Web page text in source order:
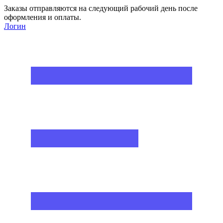
Заказы отправляются на следующий рабочий день после
оформления и оплаты.
Логин